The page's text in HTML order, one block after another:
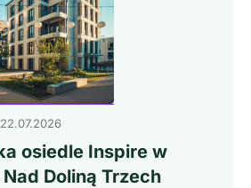
22.07.2026
osiedle Inspire w
Doliną Trzech